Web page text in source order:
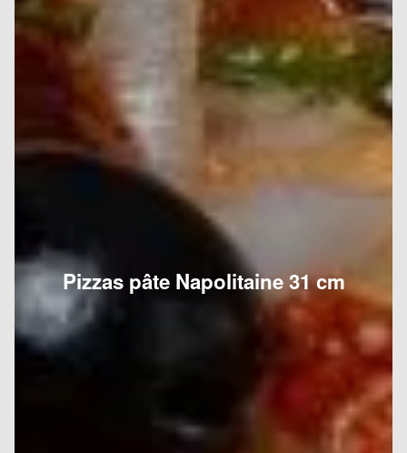
Pizzas pâte Napolitaine 31 cm